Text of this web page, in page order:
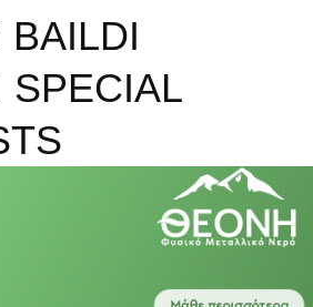
BAILDI
SPECIAL